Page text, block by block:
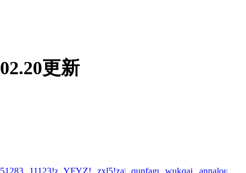
更新
11123!zai!2026-YFYZ!zai!2026-zxl5!zai!2026-qunfaguo666666!zai!2026-
wukqai!zai!2026-